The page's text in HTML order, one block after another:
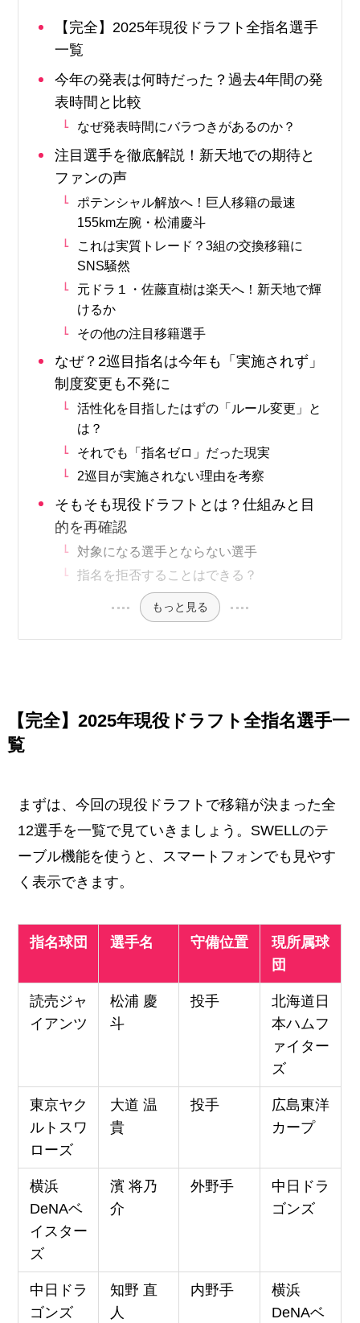
【完全】2025年現役ドラフト全指名選手
一覧
今年の発表は何時だった？過去4年間の発
表時間と比較
なぜ発表時間にバラつきがあるのか？
注目選手を徹底解説！新天地での期待と
ファンの声
ポテンシャル解放へ！巨人移籍の最速
155km左腕・松浦慶斗
これは実質トレード？3組の交換移籍に
SNS騒然
元ドラ１・佐藤直樹は楽天へ！新天地で輝
けるか
その他の注目移籍選手
なぜ？2巡目指名は今年も「実施されず」
制度変更も不発に
活性化を目指したはずの「ルール変更」と
は？
それでも「指名ゼロ」だった現実
2巡目が実施されない理由を考察
そもそも現役ドラフトとは？仕組みと目
的を再確認
対象になる選手とならない選手
指名を拒否することはできる？
もっと見る
【完全】2025年現役ドラフト全指名選手一
覧
まずは、今回の現役ドラフトで移籍が決まった全
12選手を一覧で見ていきましょう。SWELLのテ
ーブル機能を使うと、スマートフォンでも見やす
く表示できます。
指名球団 選手名 守備位置
現所属球
団
読売ジャ
イアンツ
松浦 慶
斗
投手
北海道日
本ハムフ
ァイター
ズ
東京ヤク
ルトスワ
ローズ
大道 温
貴
投手
広島東洋
カープ
横浜
DeNAベ
イスター
ズ
濱 将乃
介
外野手
中日ドラ
ゴンズ
中日ドラ
ゴンズ
知野 直
人
内野手
横浜
DeNAベ